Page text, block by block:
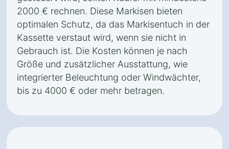
2000 € rechnen. Diese Markisen bieten
optimalen Schutz, da das Markisentuch in der
Kassette verstaut wird, wenn sie nicht in
Gebrauch ist. Die Kosten können je nach
Größe und zusätzlicher Ausstattung, wie
integrierter Beleuchtung oder Windwächter,
bis zu 4000 € oder mehr betragen.